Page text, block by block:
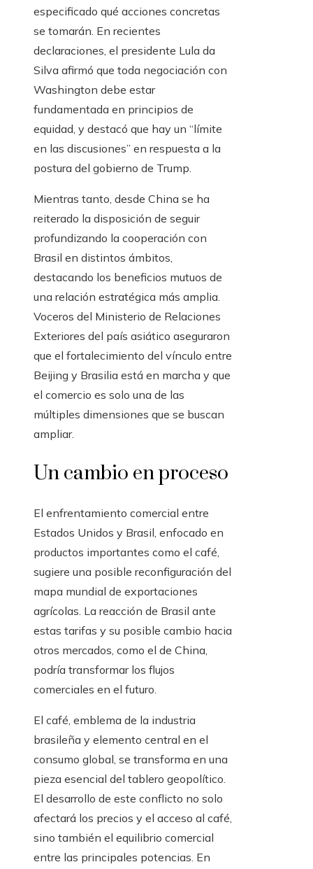
especificado qué acciones concretas
se tomarán. En recientes
declaraciones, el presidente Lula da
Silva afirmó que toda negociación con
Washington debe estar
fundamentada en principios de
equidad, y destacó que hay un “límite
en las discusiones” en respuesta a la
postura del gobierno de Trump.
Mientras tanto, desde China se ha
reiterado la disposición de seguir
profundizando la cooperación con
Brasil en distintos ámbitos,
destacando los beneficios mutuos de
una relación estratégica más amplia.
Voceros del Ministerio de Relaciones
Exteriores del país asiático aseguraron
que el fortalecimiento del vínculo entre
Beijing y Brasilia está en marcha y que
el comercio es solo una de las
múltiples dimensiones que se buscan
ampliar.
Un cambio en proceso
El enfrentamiento comercial entre
Estados Unidos y Brasil, enfocado en
productos importantes como el café,
sugiere una posible reconfiguración del
mapa mundial de exportaciones
agrícolas. La reacción de Brasil ante
estas tarifas y su posible cambio hacia
otros mercados, como el de China,
podría transformar los flujos
comerciales en el futuro.
El café, emblema de la industria
brasileña y elemento central en el
consumo global, se transforma en una
pieza esencial del tablero geopolítico.
El desarrollo de este conflicto no solo
afectará los precios y el acceso al café,
sino también el equilibrio comercial
entre las principales potencias. En